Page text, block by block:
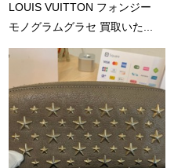
LOUIS VUITTON フォンジー
モノグラムグラセ 買取いた...